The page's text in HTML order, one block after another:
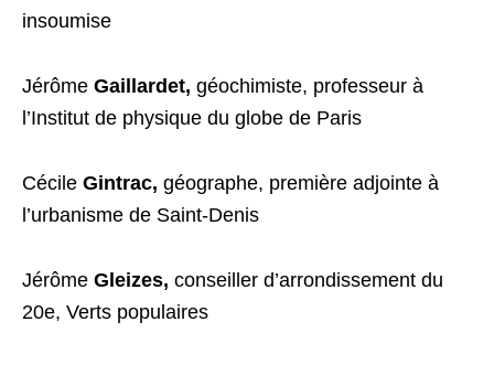
insoumise
Jérôme Gaillardet, géochimiste, professeur à
l’Institut de physique du globe de Paris
Cécile Gintrac, géographe, première adjointe à
l’urbanisme de Saint-Denis
Jérôme Gleizes, conseiller d’arrondissement du
20e, Verts populaires